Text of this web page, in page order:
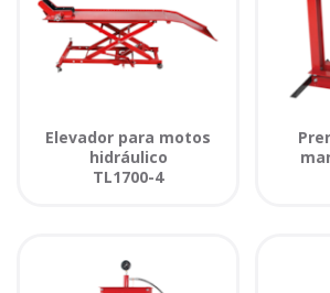
Elevador para motos
hidráulico
TL1700-4